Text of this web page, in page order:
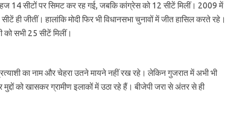
14 सीटों पर सिमट कर रह गई, जबकि कांग्रेस को 12 सीटें मिलीं। 2009 में
ही जीतीं। हालांकि मोदी फिर भी विधानसभा चुनावों में जीत हासिल करते रहे।
सभी 25 सीटें मिलीं।
का नाम और चेहरा उतने मायने नहीं रख रहे। लेकिन गुजरात में अभी भी
को खासकर ग्रामीण इलाकों में उठा रहे हैं। बीजेपी जरा से अंतर से ही